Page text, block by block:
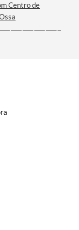
Centro de